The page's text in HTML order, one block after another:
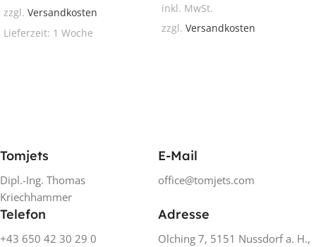
zzgl. Versandkosten
Lieferzeit: 1 Woche
inkl. MwSt.
zzgl. Versandkosten
Tomjets
Dipl.-Ing. Thomas
Kriechhammer
E-Mail
office@tomjets.com
Telefon
+43 650 42 30 29 0
Adresse
Olching 7, 5151 Nussdorf a. H.,